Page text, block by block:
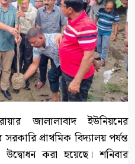
জালালাবাদ ইউনিয়নের
প্রাথমিক বিদ্যালয় পর্যন্ত
উদ্বোধন করা হয়েছে। শনিবার